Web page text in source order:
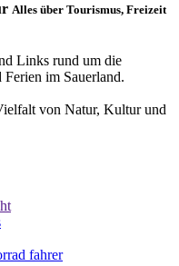
Alles über Tourismus, Freizeit
Links rund um die
im Sauerland.
von Natur, Kultur und
fahrer